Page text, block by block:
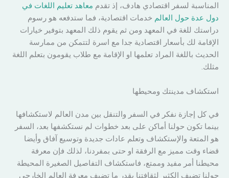
المناسبة لسفر اقتصادي هادف، إذ تقدم معاهد تعليم اللغات في
دول عدة حول العالم خدمات اقتصادية، فما ستدفعه هو رسوم
دراستك للغة في المعهد ومن ثم يقوم ذلك المعهد بتوفير خيارات
الإقامة لك بأسعار اقتصادية جدا مع اسرة لتتمكن من ممارسة
الحديث باللغة المراد تعلمها او الإقامة مع طلاب يقومون بتعلم اللغة
مثلك.
استكشاف مدينتك ومحيطها
في كل إجازة نفكر في السفر والتنقل بين مدن العالم لاستكشافها
بينما تكون حولنا أماكن على بعد خطوات لم نستكشفها بعد، السفر
هو المتعة والإستكشاف وتعلم عادات جديدة وتوسيع آفاق وأيضا
قضاء وقت مميز مع الرفقة او حتى بمفردنا، لذلك فإن معرفة
محيطنا أمر مفيد وممتع، فاستكشاف التفاصيل الصغيرة المحيطة
حولنا تضيف الكثير لثقافتنا بقدر ما تضيف معرفة العالم الخارجي